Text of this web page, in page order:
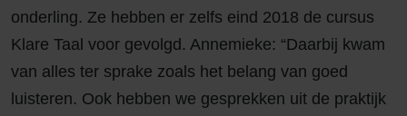
onderling. Ze hebben er zelfs eind 2018 de cursus
Klare Taal voor gevolgd. Annemieke: “Daarbij kwam
van alles ter sprake zoals het belang van goed
luisteren. Ook hebben we gesprekken uit de praktijk